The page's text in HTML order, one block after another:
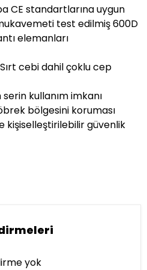
CE standartlarına uygun
test edilmiş 600D
elemanları
cebi dahil çoklu cep
kullanım imkanı
bölgesini koruması
kişiselleştirilebilir güvenlik
yok